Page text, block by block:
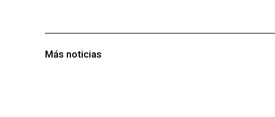
Más noticias